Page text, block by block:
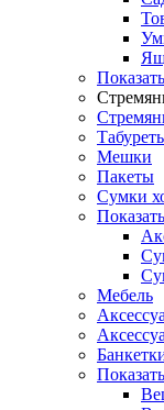
Мешки
Пакеты
Сумки
Мебель